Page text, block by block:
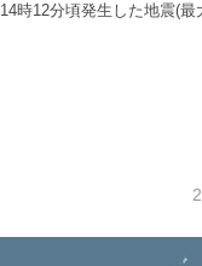
14時12分頃発生した地震(最